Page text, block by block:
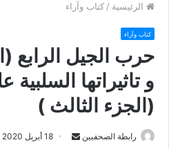
الرئيسية / كتاب وآراء
كتاب وآراء
حرب الجيل الرابع
و تاثيراتها
(الجزء الثالث )
رابطة الصحفيين 18 أبريل 2020